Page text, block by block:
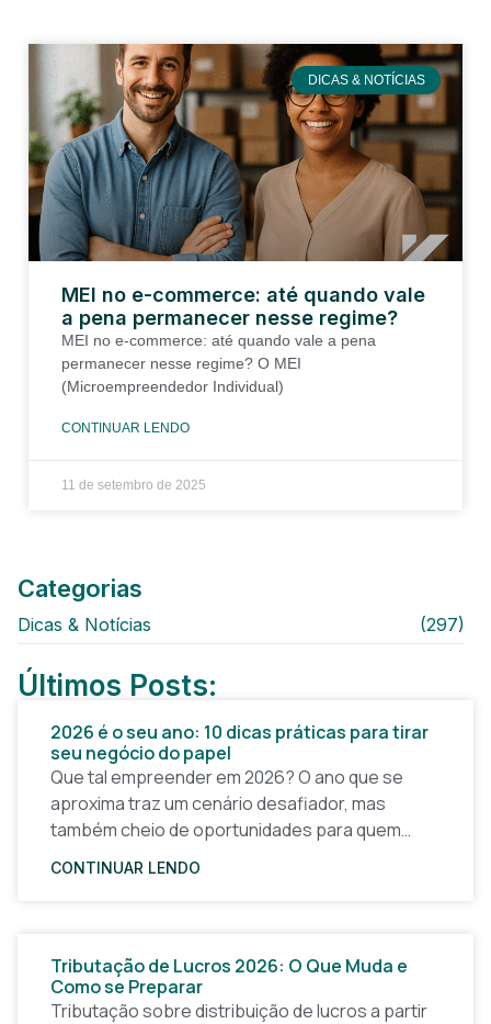
DICAS & NOTÍCIAS
MEI no e-commerce: até quando vale
a pena permanecer nesse regime?
MEI no e-commerce: até quando vale a pena
permanecer nesse regime? O MEI
(Microempreendedor Individual)
CONTINUAR LENDO
11 de setembro de 2025
Categorias
Dicas & Notícias (297)
Últimos Posts:
2026 é o seu ano: 10 dicas práticas para tirar
seu negócio do papel
Que tal empreender em 2026? O ano que se
aproxima traz um cenário desafiador, mas
também cheio de oportunidades para quem
quer tirar uma ideia do papel e construir um
CONTINUAR LENDO
Tributação de Lucros 2026: O Que Muda e
Como se Preparar
Tributação sobre distribuição de lucros a partir